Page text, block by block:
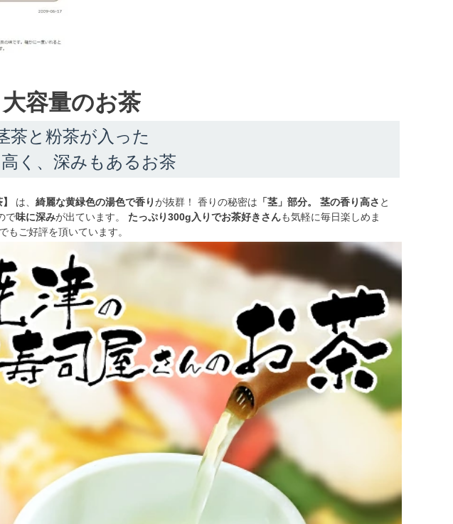
大容量のお茶
茶と粉茶が入った
く、深みもあるお茶
は、 綺麗な黄緑色の湯色で香りが抜群！ 香りの秘密は 「茎」部分。 茎の香り高さ と
で味に深みが出ています。 たっぷり300g入りでお茶好きさんも気軽に毎日楽しめま
でもご好評を頂いています。